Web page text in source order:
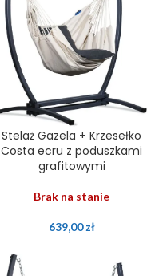
Stelaż Gazela + Krzesełko
Costa ecru z poduszkami
grafitowymi
Brak na stanie
639,00zł